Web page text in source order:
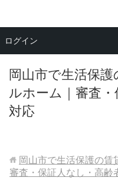
岡山市で生活保
ルホーム｜審査
対応
メニュー
岡山市で生活保護の賃
審査・保証人なし・高齢
ログイン